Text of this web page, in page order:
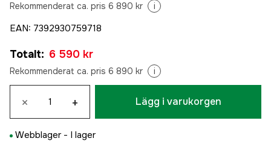
Rekommenderat ca. pris 6 890 kr i
EAN: 7392930759718
Totalt: 6 590 kr
Rekommenderat ca. pris 6 890 kr i
× + Lägg i varukorgen
Webblager - I lager